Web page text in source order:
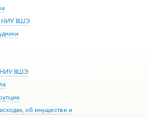
НИУ ВШЭ
НИУ ВШЭ
об имуществе и